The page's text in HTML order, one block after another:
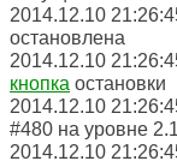
2014.12.10
остановлена
2014.12.10
кнопка остановки
2014.12.10
#480 на уровне
2014.12.10